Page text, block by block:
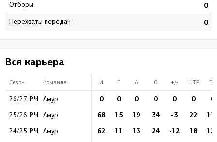
Отборы 0
Перехваты передач 0
Вся карьера
Сезон Команда И Г А О +/- ШТР БВ
26/27 РЧ Амур 0 0 0 0 0 0 0
25/26 РЧ Амур 68 15 19 34 -3 22
24/25 РЧ Амур 62 11 13 24 -12 18